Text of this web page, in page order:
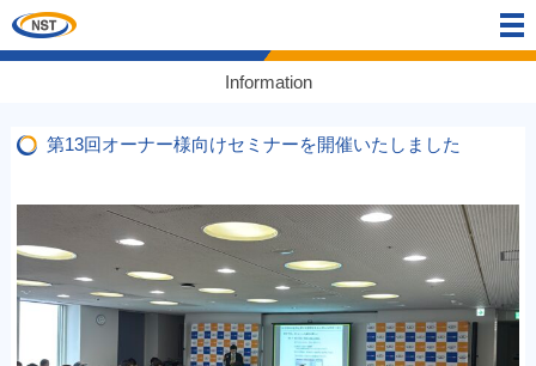
Information
第13回オーナー様向けセミナーを開催いたしました